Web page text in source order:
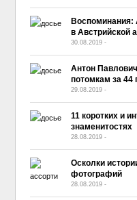
Воспоминания:
в Австрийской
30.08.2019 -
Антон
потомкам за 44
29.08.2019 -
11 коротких и
знаменитостях
28.08.2019 -
Осколки
фотографий
28.08.2019 -